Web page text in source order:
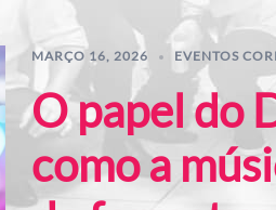
MARÇO 16, 2026 EVENTOS
O papel do
como a